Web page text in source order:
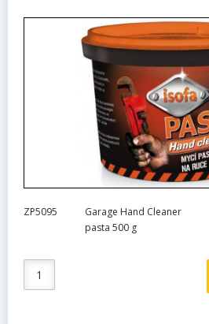
ZP5095
Garage Hand Cleaner
pasta 500 g